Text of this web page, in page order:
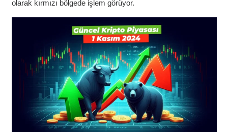
olarak kırmızı bölgede işlem görüyor.